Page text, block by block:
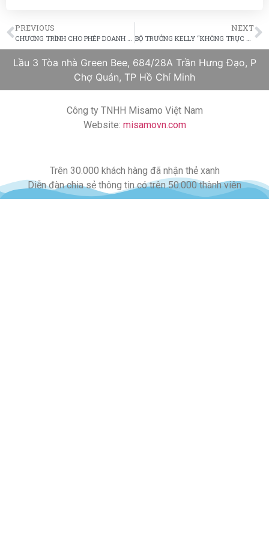
PREVIOUS
CHƯƠNG TRÌNH CHO PHÉP DOANH NHÂN QUỐC TẾ VÀO MỸ BẮT ĐẦU ÁP DỤNG TỪ 17/7/2017
NEXT
BỘ TRƯỞNG KELLY “KHÔNG TRỤC XUẤT NGƯỜI THAM GIA DACA. HY VỌNG THÔNG QUA DỰ LUẬT BẢO VỆ HỌ”
Lầu 3 Tòa nhà Green Bee, 684/28A Trần Hưng Đạo, P
Chợ Quán, TP Hồ Chí Minh
Công ty TNHH Misamo Việt Nam
Website: misamovn.com
Trên 30.000 khách hàng đã nhận thẻ xanh
Diễn đàn chia sẻ thông tin có trên 50.000 thành viên